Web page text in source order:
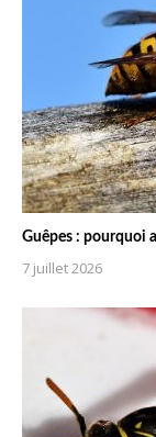
Guêpes : pourquoi
7 juillet 2026